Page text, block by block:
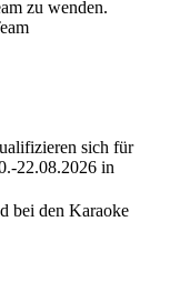
zu wenden.
sich für
22.08.2026 in
bei den Karaoke